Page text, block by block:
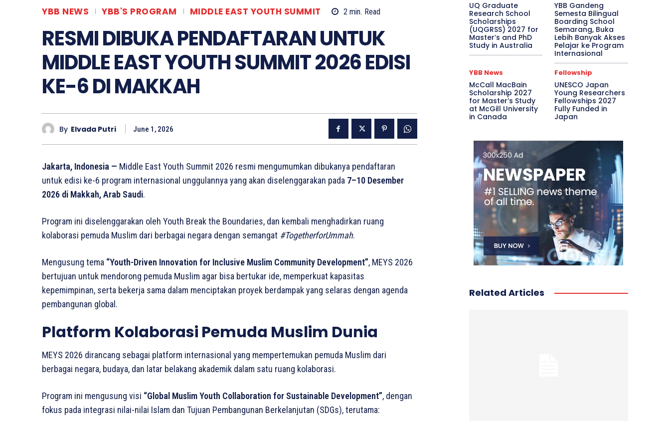
YBB NEWS YBB'S PROGRAM MIDDLE EAST YOUTH SUMMIT 2 min. Read
RESMI DIBUKA PENDAFTARAN UNTUK
MIDDLE EAST YOUTH SUMMIT 2026 EDISI
KE-6 DI MAKKAH
By Elvada Putri June 1, 2026
Jakarta, Indonesia — Middle East Youth Summit 2026 resmi mengumumkan dibukanya pendaftaran
untuk edisi ke-6 program internasional unggulannya yang akan diselenggarakan pada 7–10 Desember
2026 di Makkah, Arab Saudi.
Program ini diselenggarakan oleh Youth Break the Boundaries, dan kembali menghadirkan ruang
kolaborasi pemuda Muslim dari berbagai negara dengan semangat #TogetherforUmmah.
Mengusung tema “Youth-Driven Innovation for Inclusive Muslim Community Development”, MEYS 2026
bertujuan untuk mendorong pemuda Muslim agar bisa bertukar ide, memperkuat kapasitas
kepemimpinan, serta bekerja sama dalam menciptakan proyek berdampak yang selaras dengan agenda
pembangunan global.
Platform Kolaborasi Pemuda Muslim Dunia
MEYS 2026 dirancang sebagai platform internasional yang mempertemukan pemuda Muslim dari
berbagai negara, budaya, dan latar belakang akademik dalam satu ruang kolaborasi.
Program ini mengusung visi “Global Muslim Youth Collaboration for Sustainable Development”, dengan
fokus pada integrasi nilai-nilai Islam dan Tujuan Pembangunan Berkelanjutan (SDGs), terutama:
UQ Graduate
Research School
Scholarships
(UQGRSS) 2027 for
Master’s and PhD
Study in Australia
YBB Gandeng
Semesta Bilingual
Boarding School
Semarang, Buka
Lebih Banyak Akses
Pelajar ke Program
Internasional
YBB News
McCall MacBain
Scholarship 2027
for Master’s Study
at McGill University
in Canada
Fellowship
UNESCO Japan
Young Researchers
Fellowships 2027
Fully Funded in
Japan
Related Articles